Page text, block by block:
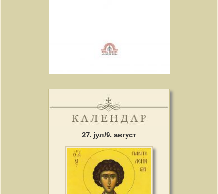
27. јул/9. август